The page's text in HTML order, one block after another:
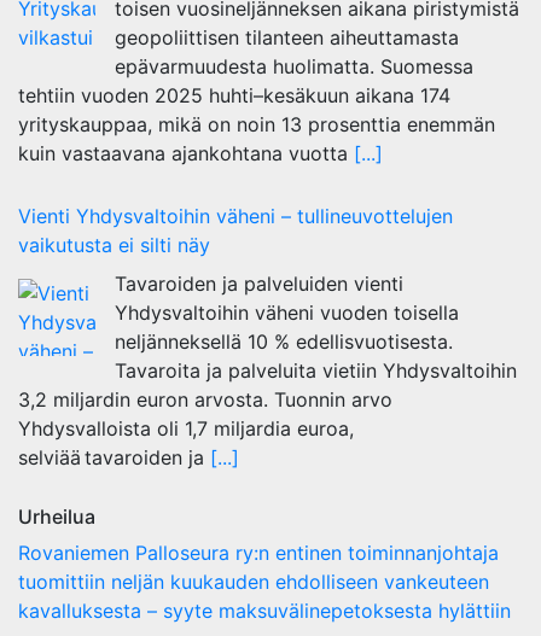
toisen vuosineljänneksen aikana piristymistä
geopoliittisen tilanteen aiheuttamasta
epävarmuudesta huolimatta. Suomessa
tehtiin vuoden 2025 huhti–kesäkuun aikana 174
yrityskauppaa, mikä on noin 13 prosenttia enemmän
kuin vastaavana ajankohtana vuotta [...]
Vienti Yhdysvaltoihin väheni – tullineuvottelujen
vaikutusta ei silti näy
Tavaroiden ja palveluiden vienti
Yhdysvaltoihin väheni vuoden toisella
neljänneksellä 10 % edellisvuotisesta.
Tavaroita ja palveluita vietiin Yhdysvaltoihin
3,2 miljardin euron arvosta. Tuonnin arvo
Yhdysvalloista oli 1,7 miljardia euroa,
selviää tavaroiden ja [...]
Urheilua
Rovaniemen Palloseura ry:n entinen toiminnanjohtaja
tuo­mit­tiin neljän kuu­kau­den eh­dol­li­seen van­keu­teen
ka­val­luk­ses­ta – syyte mak­su­vä­li­ne­pe­tok­ses­ta hy­lät­tiin